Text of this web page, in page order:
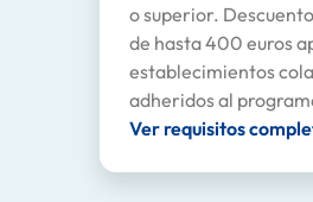
o superior.
de hasta 400 euros
establecimientos
adheridos al
Ver requisitos